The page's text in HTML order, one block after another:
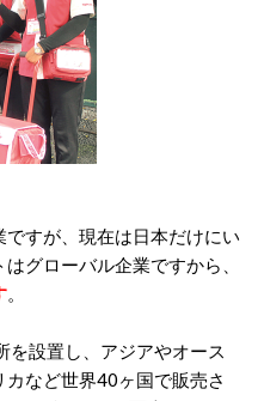
すが、現在は日本だけにい
グローバル企業ですから、
。
を設置し、アジアやオース
カなど世界40ヶ国で販売さ